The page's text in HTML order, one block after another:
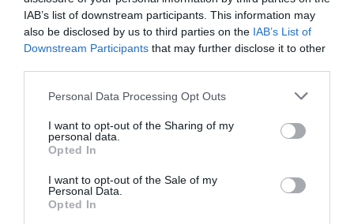
IAB’s list of downstream participants. This information may
also be disclosed by us to third parties on the IAB’s List of
Downstream Participants that may further disclose it to other
Personal Data Processing Opt Outs
I want to opt-out of the Sharing of my
personal data.
Opted In
I want to opt-out of the Sale of my
Personal Data.
Opted In
ATTUALITÀ